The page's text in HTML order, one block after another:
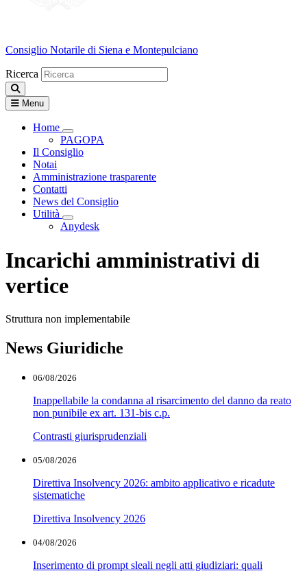
Consiglio Notarile di Siena e Montepulciano
Ricerca
Menu
Home
Visualizza menù di secondo livello
PAGOPA
Il Consiglio
Notai
Amministrazione trasparente
Contatti
News del Consiglio
Utilità
Visualizza menù di secondo livello
Anydesk
Incarichi amministrativi di
vertice
Struttura non implementabile
News Giuridiche
06/08/2026
Inappellabile la condanna al risarcimento del danno da reato
non punibile ex art. 131-bis c.p.
Contrasti giurisprudenziali
05/08/2026
Direttiva Insolvency 2026: ambito applicativo e ricadute
sistematiche
Direttiva Insolvency 2026
04/08/2026
Inserimento di prompt sleali negli atti giudiziari: quali